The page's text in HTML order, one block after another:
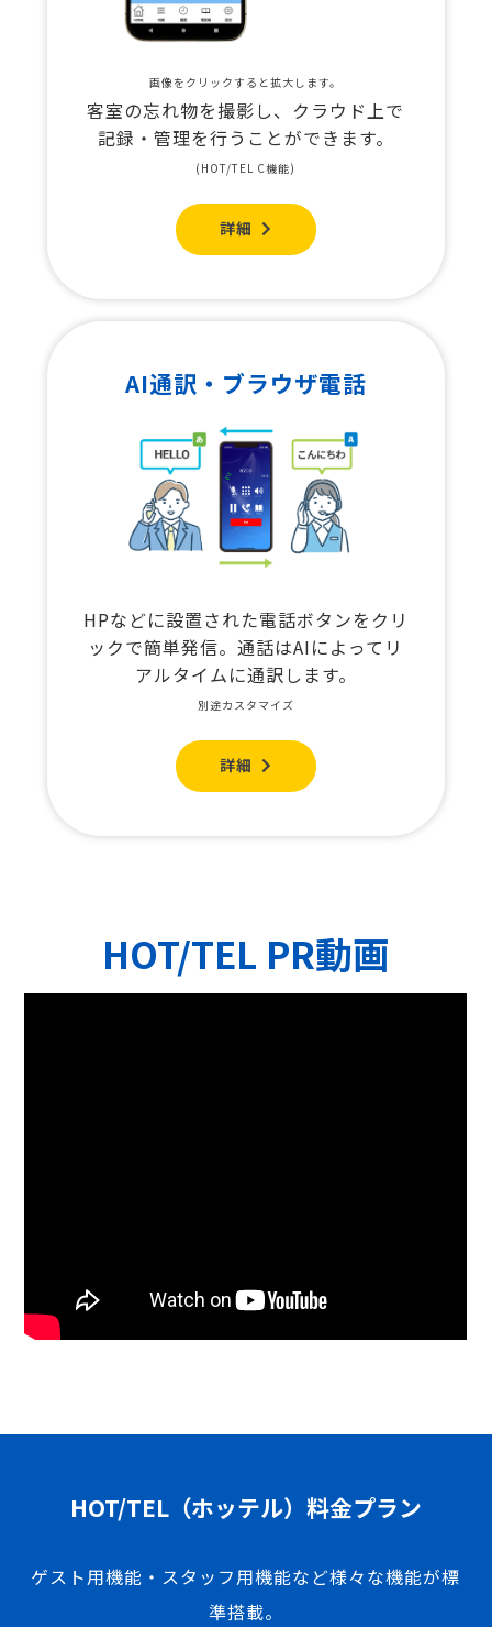
画像をクリックすると拡大します。
客室の忘れ物を撮影し、クラウド上で
記録・管理を行うことができます。
(HOT/TEL C機能)
詳細
AI通訳・ブラウザ電話
HPなどに設置された電話ボタンをクリ
ックで簡単発信。通話はAIによってリ
アルタイムに通訳します。
別途カスタマイズ
詳細
HOT/TEL PR動画
HOT/TEL（ホッテル）料金プラン
ゲスト用機能・スタッフ用機能など様々な機能が標
準搭載。